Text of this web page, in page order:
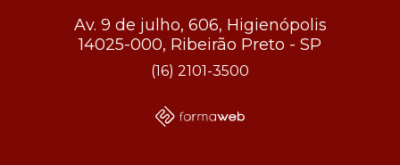
Av. 9 de julho, 606, Higienópolis
14025-000, Ribeirão Preto - SP
(16) 2101-3500